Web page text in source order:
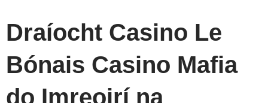
Draíocht Casino Le
Bónais Casino Mafia
do Imreoirí na